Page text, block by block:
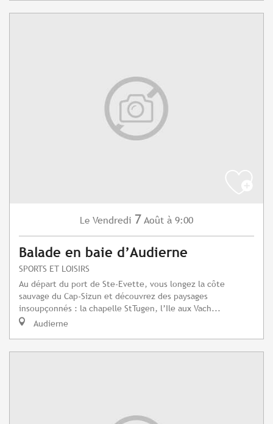
Le Vendredi 7 Août à 9:00
Balade en baie d’Audierne
SPORTS ET LOISIRS
Au départ du port de Ste-Evette, vous longez la côte
sauvage du Cap-Sizun et découvrez des paysages
insoupçonnés : la chapelle StTugen, l’Ile aux Vach...
Audierne